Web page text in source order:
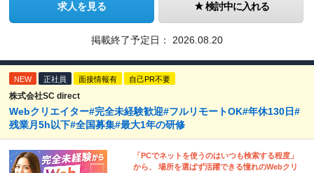
求人を見る 検討中に入れる
掲載終了予定日： 2026.08.20
NEW 正社員 面接情報有 自己PR不要
株式会社SC direct
Webクリエイター#完全未経験歓迎#フルリモートOK#年休130日#
残業月5h以下#全国募集#最大1年の研修
「PCでネットを使うのはいつも検索する程度」
から、 場所を選ばず活躍できる憧れのWebクリ